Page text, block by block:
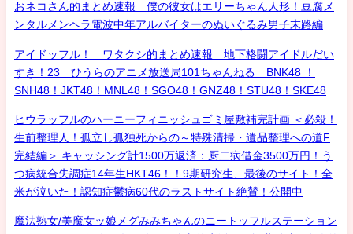
おネコさん的まとめ速報 僕の彼女はエリーちゃん人形！豆腐メ
ンタルメンヘラ電波中年アルバイターのぬいぐるみ男子末路編
アイドッフル！ ワタクシ的まとめ速報 地下格闘アイドルだい
すき！23 ひうらのアニメ放送局101ちゃんねる BNK48 ！
SNH48！JKT48！MNL48！SGO48！GNZ48！STU48！SKE48
ヒウラッフルのハーニーフィニッシュゴミ屋敷補完計画 ＜必殺！
生前整理人！孤立し孤独死からの～特殊清掃・遺品整理への道F
完結編＞ キャッシング計1500万返済：厨二病借金3500万円！う
つ病統合失調症14年生HKT46！！9期研究生、最後のサイト！全
米が泣いた！認知症鬱病60代のラストサイト絶賛！公開中
魔法熟女/美魔女ッ娘メグみみちゃんのニートッフルステーション